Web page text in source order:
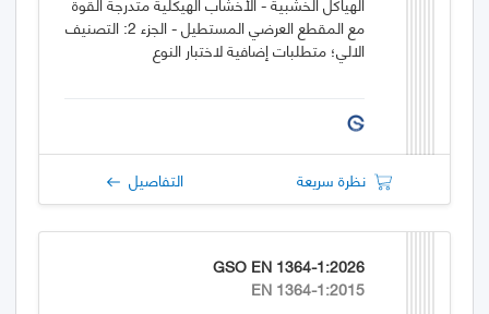
مع المقطع العرضي المستطيل - الجزء 2: التصنيف
الالي؛ متطلبات إضافية لاختبار النوع
نظرة سريعة التفاصيل
GSO EN 1364-1:2026
EN 1364-1:2015